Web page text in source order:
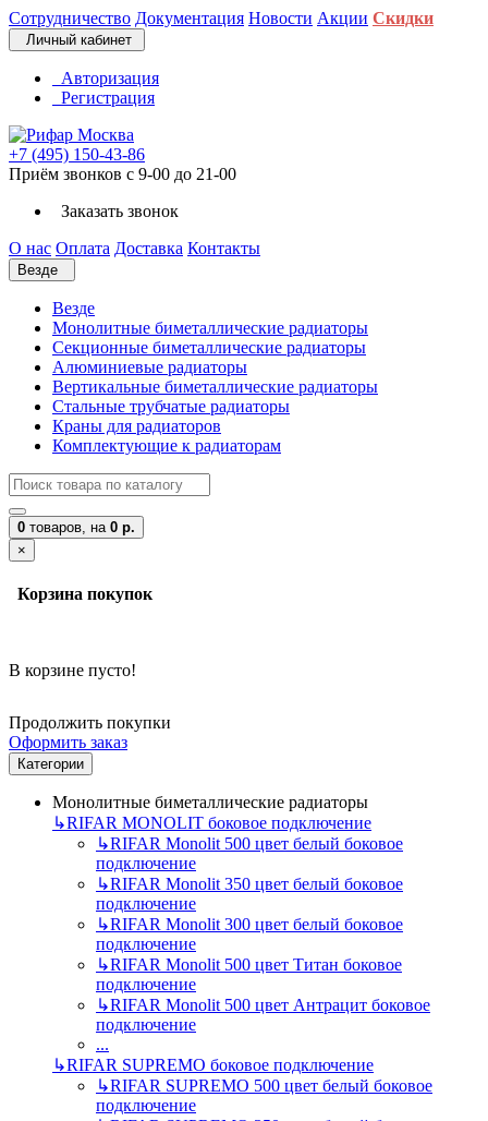
Сотрудничество Документация Новости Акции Скидки
Личный кабинет
Авторизация
Регистрация
+7 (495) 150-43-86
Приём звонков с 9-00 до 21-00
Заказать звонок
О нас Оплата Доставка Контакты
Везде
Везде
Монолитные биметаллические радиаторы
Секционные биметаллические радиаторы
Алюминиевые радиаторы
Вертикальные биметаллические радиаторы
Стальные трубчатые радиаторы
Краны для радиаторов
Комплектующие к радиаторам
0 товаров, на 0 р.
×
Корзина покупок
В корзине пусто!
Продолжить покупки
Оформить заказ
Категории
Монолитные биметаллические радиаторы
↳RIFAR MONOLIT боковое подключение
↳RIFAR Monolit 500 цвет белый боковое
подключение
↳RIFAR Monolit 350 цвет белый боковое
подключение
↳RIFAR Monolit 300 цвет белый боковое
подключение
↳RIFAR Monolit 500 цвет Титан боковое
подключение
↳RIFAR Monolit 500 цвет Антрацит боковое
подключение
...
↳RIFAR SUPREMO боковое подключение
↳RIFAR SUPREMO 500 цвет белый боковое
подключение